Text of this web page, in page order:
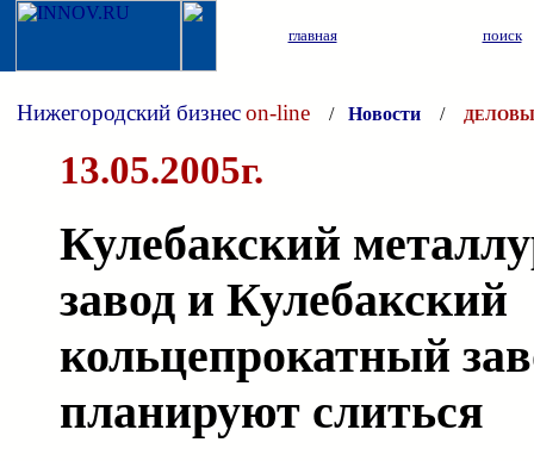
главная поиск
Нижегородский бизнесon-line / Новости /
13.05.2005г.
Кулебакский
завод и Кулебакский
кольцепрокатный
планируют слиться